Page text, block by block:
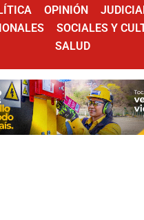
OPINIÓN
SOCIALES Y
SALUD